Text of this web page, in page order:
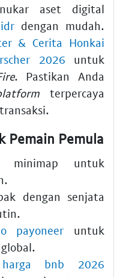
aset digital
dengan mudah.
& Cerita Honkai
2026 untuk
. Pastikan Anda
terpercaya
Pemain Pemula
minimap untuk
dengan senjata
payoneer untuk
bnb 2026